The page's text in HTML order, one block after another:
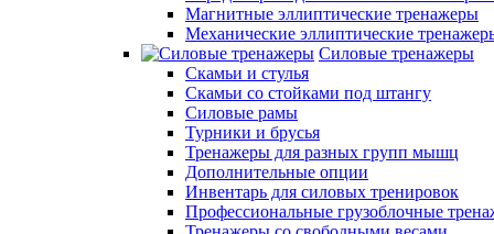
Магнитные эллиптические тренажеры
Механические эллиптические
Силовые тренажеры
Скамьи и стулья
Скамьи со стойками под штангу
Силовые рамы
Турники и брусья
Тренажеры для разных групп мышц
Дополнительные опции
Инвентарь для силовых тренировок
Профессиональные грузоблочные